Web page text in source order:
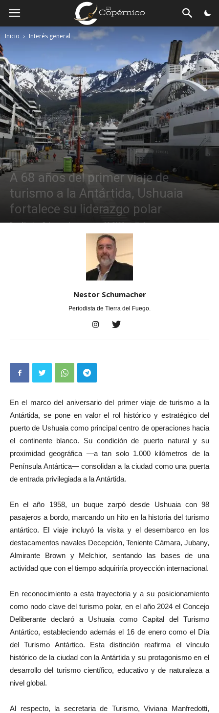
Copérnico
Inicio Interés general
Sin categoria
A 68 años del primer viaje de
turismo a la Antártida, Ushuaia
fortalece su liderazgo polar
Por Nestor Schumacher - enero 16, 2026 0
Nestor Schumacher
Periodista de Tierra del Fuego.
En el marco del aniversario del primer viaje de turismo a la
Antártida, se pone en valor el rol histórico y estratégico del
puerto de Ushuaia como principal centro de operaciones hacia
el continente blanco. Su condición de puerto natural y su
proximidad geográfica —a tan solo 1.000 kilómetros de la
Península Antártica— consolidan a la ciudad como una puerta
de entrada privilegiada a la Antártida.
En el año 1958, un buque zarpó desde Ushuaia con 98
pasajeros a bordo, marcando un hito en la historia del turismo
antártico. El viaje incluyó la visita y el desembarco en los
destacamentos navales Decepción, Teniente Cámara, Jubany,
Almirante Brown y Melchior, sentando las bases de una
actividad que con el tiempo adquiriría proyección internacional.
En reconocimiento a esta trayectoria y a su posicionamiento
como nodo clave del turismo polar, en el año 2024 el Concejo
Deliberante declaró a Ushuaia como Capital del Turismo
Antártico, estableciendo además el 16 de enero como el Día
del Turismo Antártico. Esta distinción reafirma el vínculo
histórico de la ciudad con la Antártida y su protagonismo en el
desarrollo del turismo científico, educativo y de naturaleza a
nivel global.
Al respecto, la secretaria de Turismo, Viviana Manfredotti,